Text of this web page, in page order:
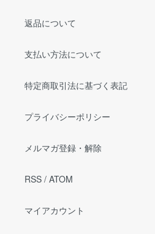
返品について
支払い方法について
特定商取引法に基づく表記
プライバシーポリシー
メルマガ登録・解除
RSS / ATOM
マイアカウント